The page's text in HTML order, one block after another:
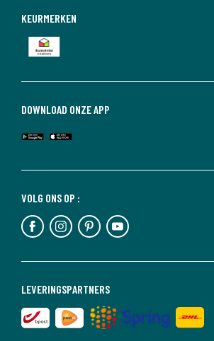
LEVERINGSPARTNERS
VOLG ONS OP :
DOWNLOAD ONZE APP
KEURMERKEN